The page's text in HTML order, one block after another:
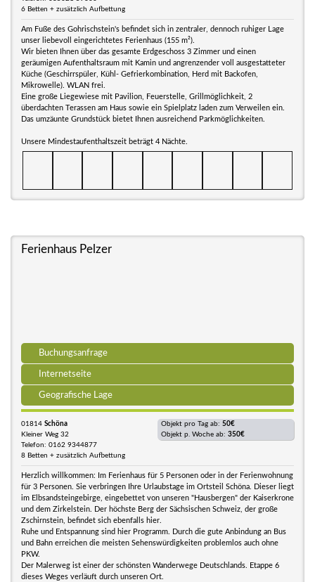
6 Betten + zusätzlich Aufbettung
Am Fuße des Gohrischstein's befindet sich in zentraler, dennoch ruhiger Lage
unser liebevoll eingerichtetes Ferienhaus (155 m²).
Wir bieten Ihnen über das gesamte Erdgeschoss 3 Zimmer und einen
geräumigen Aufenthaltsraum mit Kamin und angrenzender voll ausgestatteter
Küche (Geschirrspüler, Kühl- Gefrierkombination, Herd mit Backofen,
Mikrowelle). WLAN frei.
Eine große Liegewiese mit Pavilion, Feuerstelle, Grillmöglichkeit, 2
überdachten Terassen am Haus sowie ein Spielplatz laden zum Verweilen ein.
Das umzäunte Grundstück bietet Ihnen ausreichend Parkmöglichkeiten.
Unsere Mindestaufenthaltszeit beträgt 4 Nächte.
Ferienhaus Pelzer
Buchungsanfrage
Internetseite
Geografische Lage
01814 Schöna
Kleiner Weg 32
Telefon: 0162 9344877
8 Betten + zusätzlich Aufbettung
Objekt pro Tag ab: 50€
Objekt p. Woche ab: 350€
Herzlich willkommen: Im Ferienhaus für 5 Personen oder in der Ferienwohnung
für 3 Personen. Sie verbringen Ihre Urlaubstage im Ortsteil Schöna. Dieser liegt
im Elbsandsteingebirge, eingebettet von unseren "Hausbergen" der Kaiserkrone
und dem Zirkelstein. Der höchste Berg der Sächsischen Schweiz, der große
Zschirnstein, befindet sich ebenfalls hier.
Ruhe und Entspannung sind hier Programm. Durch die gute Anbindung an Bus
und Bahn erreichen die meisten Sehenswürdigkeiten problemlos auch ohne
PKW.
Der Malerweg ist einer der schönsten Wanderwege Deutschlands. Etappe 6
dieses Weges verläuft durch unseren Ort.